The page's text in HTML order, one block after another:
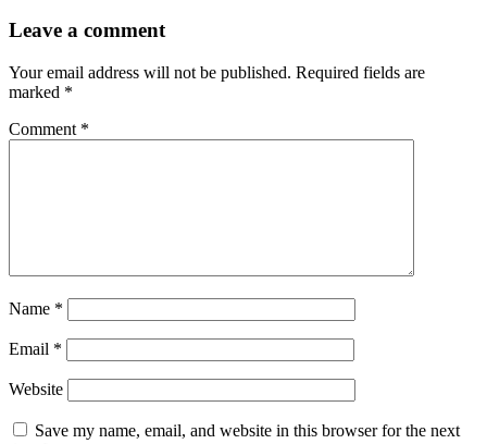
Leave a comment
Your email address will not be published. Required fields are
marked *
Comment *
Name *
Email *
Website
Save my name, email, and website in this browser for the next